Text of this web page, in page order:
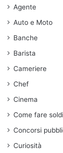
Agente
Auto e Moto
Banche
Barista
Cameriere
Chef
Cinema
Come fare
Concorsi
Curiosità